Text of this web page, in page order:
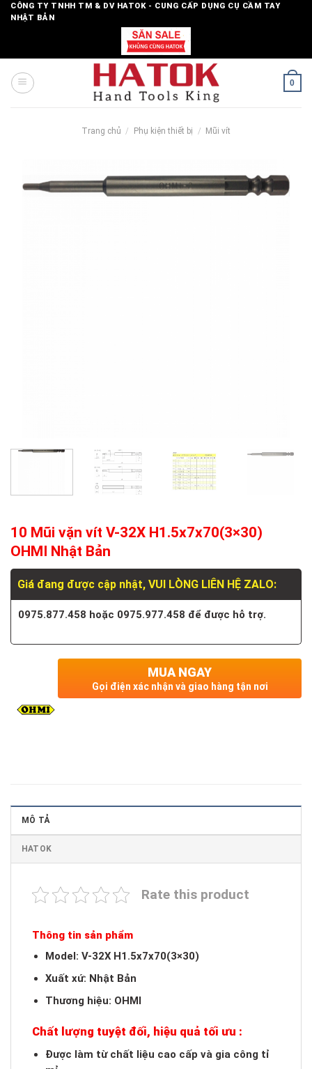
SkipCÔNG TY TNHH TM & DV HATOK - CUNG CẤP DỤNG CỤ CẦM TAY
NHẬT BẢN
0
Trang chủ / Phụ kiện thiết bị / Mũi vít
10 Mũi vặn vít V-32X H1.5x7x70(3×30)
OHMI Nhật Bản
Giá đang được cập nhật, VUI LÒNG LIÊN HỆ ZALO:
0975.877.458 hoặc 0975.977.458 để được hỗ trợ.
MUA NGAY
Gọi điện xác nhận và giao hàng tận nơi
MÔ TẢ
HATOK
Rate this product
Thông tin sản phẩm
Model: V-32X H1.5x7x70(3×30)
Xuất xứ: Nhật Bản
Thương hiệu: OHMI
Chất lượng tuyệt đối, hiệu quả tối ưu :
Được làm từ chất liệu cao cấp và gia công tỉ